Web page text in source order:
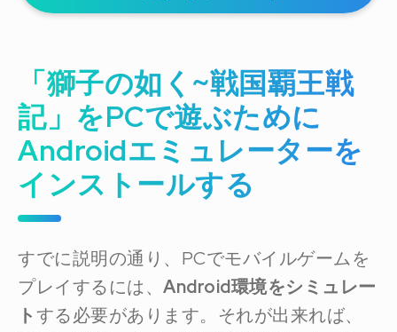
「獅子の如く~戦国覇王戦
記」をPCで遊ぶために
Androidエミュレーターを
インストールする
すでに説明の通り、PCでモバイルゲームを
プレイするには、 Android環境をシミュレー
トする必要があります。それが出来れば、